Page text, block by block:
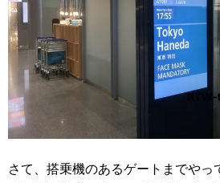
さて、搭乗機のあるゲートまでやっ